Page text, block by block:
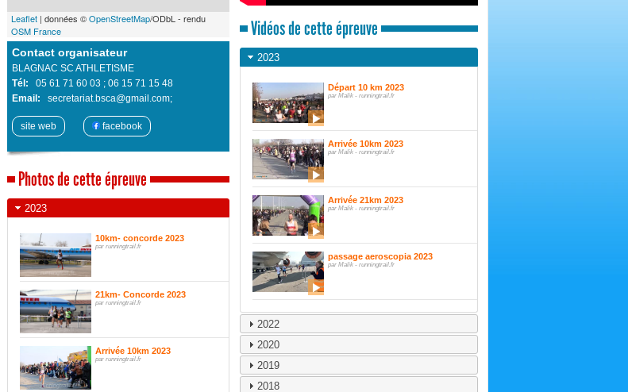
Leaflet | données ©OpenStreetMap/ODbL - rendu
OSM France
Contact organisateur
BLAGNAC SC ATHLETISME
Tél: 05 61 71 60 03 ; 06 15 71 15 48
Email: secretariat.bsca@gmail.com;
site web facebook
Photos de cette épreuve
2023
10km- concorde 2023
par runningtrail.fr
21km- Concorde 2023
par runningtrail.fr
Arrivée 10km 2023
par runningtrail.fr
Vidéos de cette épreuve
2023
Départ 10 km 2023
par Malik - runningtrail.fr
Arrivée 10km 2023
par Malik - runningtrail.fr
Arrivée 21km 2023
par Malik - runningtrail.fr
passage aeroscopia 2023
par Malik - runningtrail.fr
2022
2020
2019
2018